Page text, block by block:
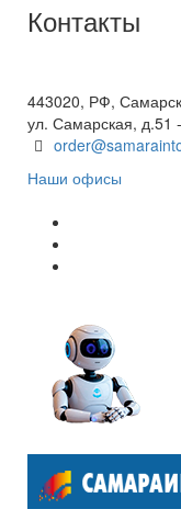
Контакты
443020, РФ,
ул. Самарская, д.51
Наши офисы